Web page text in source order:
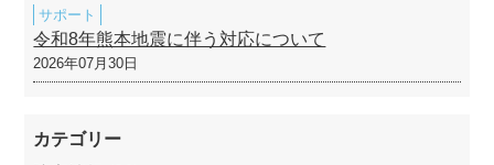
サポート
令和8年熊本地震に伴う対応について
2026年07月30日
カテゴリー